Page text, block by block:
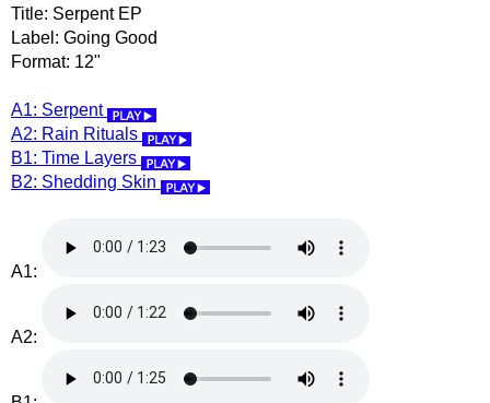
Title: Serpent EP
Label: Going Good
Format: 12"
A1: Serpent
A2: Rain Rituals
B1: Time Layers
B2: Shedding Skin
A1:
A2: